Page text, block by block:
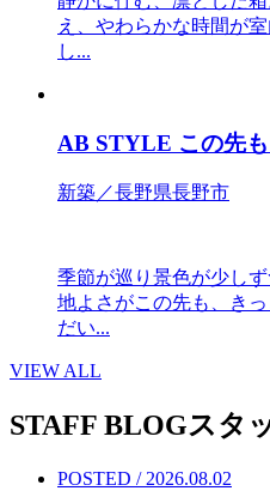
え、やわらかな時間が
し...
AB STYLE この先
新築／長野県長野市
季節が巡り景色が少し
地よさがこの先も、き
だい...
VIEW ALL
STAFF BLOGスタ
POSTED / 2026.08.02